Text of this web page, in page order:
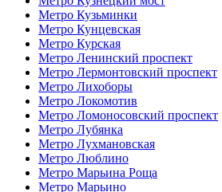
Метро Кузьминки
Метро Кунцевская
Метро Курская
Метро Ленинский проспект
Метро Лермонтовский проспект
Метро Лихоборы
Метро Локомотив
Метро Ломоносовский проспект
Метро Лубянка
Метро Лухмановская
Метро Люблино
Метро Марьина Роща
Метро Марьино